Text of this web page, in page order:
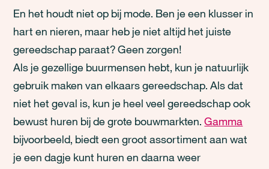
En het houdt niet op bij mode. Ben je een klusser in
hart en nieren, maar heb je niet altijd het juiste
gereedschap paraat? Geen zorgen!
Als je gezellige buurmensen hebt, kun je natuurlijk
gebruik maken van elkaars gereedschap. Als dat
niet het geval is, kun je heel veel gereedschap ook
bewust huren bij de grote bouwmarkten.Gamma
bijvoorbeeld, biedt een groot assortiment aan wat
je een dagje kunt huren en daarna weer